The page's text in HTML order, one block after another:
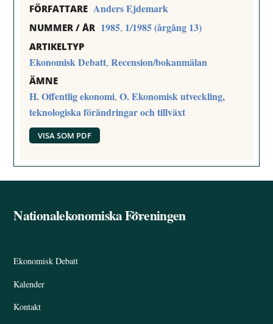
FÖRFATTARE Anders Ejdemark
NUMMER / ÅR 1985, 1/1985 (årgång 13)
ARTIKELTYP
Ekonomisk Debatt,Recension/bokanmälan
ÄMNE
H. Offentlig ekonomi,O. Ekonomisk utveckling,
teknologiska förändringar och tillväxt
VISA SOM PDF
Back
Nationalekonomiska Föreningen
Ekonomisk Debatt
Kalender
Kontakt